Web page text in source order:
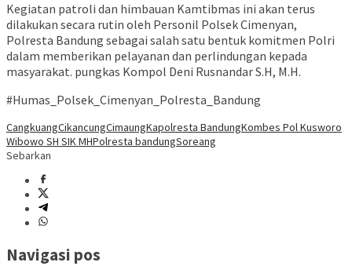
Kegiatan patroli dan himbauan Kamtibmas ini akan terus
dilakukan secara rutin oleh Personil Polsek Cimenyan,
Polresta Bandung sebagai salah satu bentuk komitmen Polri
dalam memberikan pelayanan dan perlindungan kepada
masyarakat. pungkas Kompol Deni Rusnandar S.H, M.H.
#Humas_Polsek_Cimenyan_Polresta_Bandung
CangkuangCikancungCimaungKapolresta BandungKombes Pol Kusworo
Wibowo SH SIK MHPolresta bandungSoreang
Sebarkan
Navigasi pos